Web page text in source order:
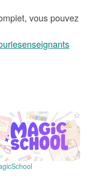
vous pouvez